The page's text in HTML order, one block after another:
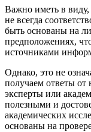
Важно иметь в
не всегда
быть основаны на
предположениях,
источниками
Однако, это не
получаем ответы от
эксперты или
полезными и
академических
основаны на